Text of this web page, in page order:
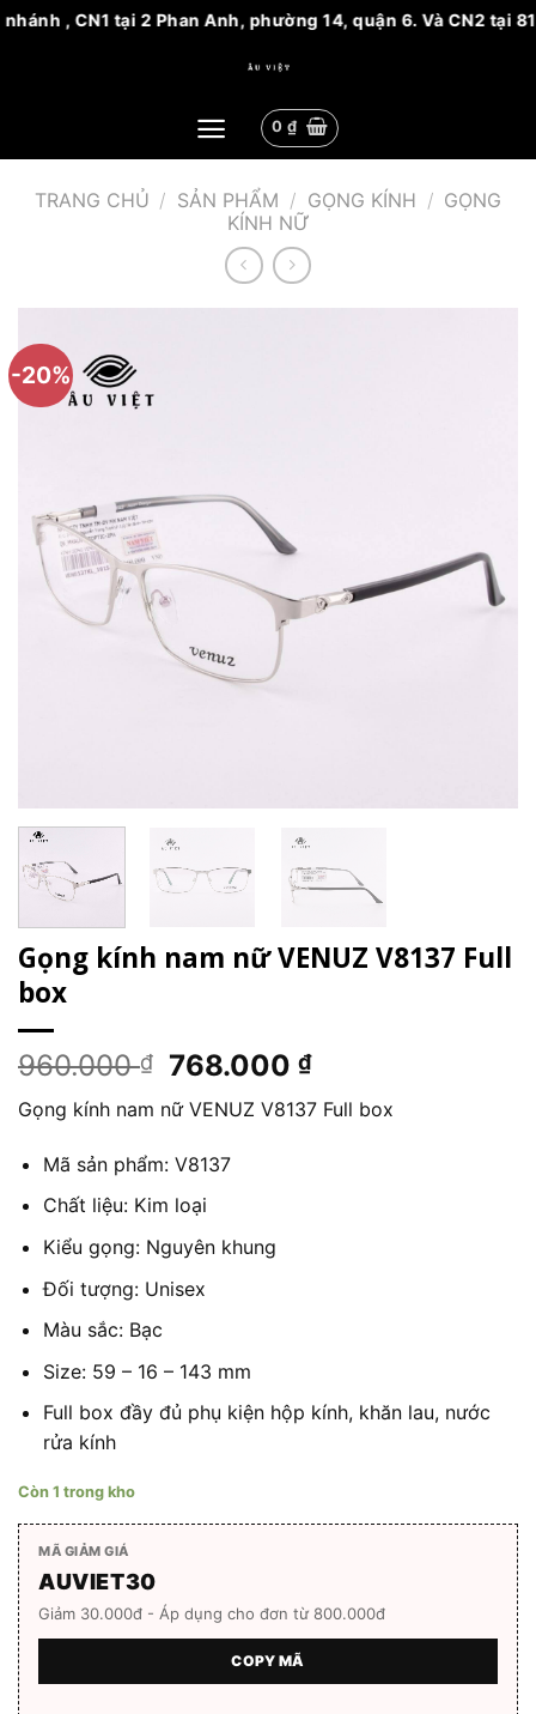
, CN1 tại 2 Phan Anh, phường 14, quận 6. Và CN2 tại 81
0 ₫
TRANG CHỦ / SẢN PHẨM / GỌNG KÍNH / GỌNG
KÍNH NỮ
-20%
Gọng kính nam nữ VENUZ V8137 Full
box
960.000₫
Giá
gốc
là:
960.000 ₫.
768.000₫Giá
hiện
tại
Gọng kính nam nữ VENUZ V8137 Full box
Mã sản phẩm: V8137
Chất liệu: Kim loại
Kiểu gọng: Nguyên khung
Đối tượng: Unisex
Màu sắc: Bạc
Size: 59 – 16 – 143 mm
Full box đầy đủ phụ kiện hộp kính, khăn lau, nước
rửa kính
Còn 1 trong kho
MÃ GIẢM GIÁ
AUVIET30
Giảm 30.000đ - Áp dụng cho đơn từ 800.000đ
COPY MÃ